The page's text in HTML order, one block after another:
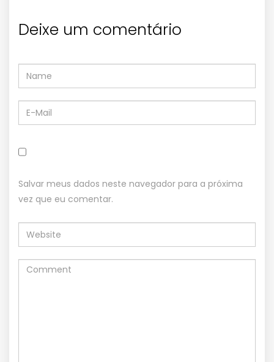
Deixe um comentário
Salvar meus dados neste navegador para a próxima
vez que eu comentar.